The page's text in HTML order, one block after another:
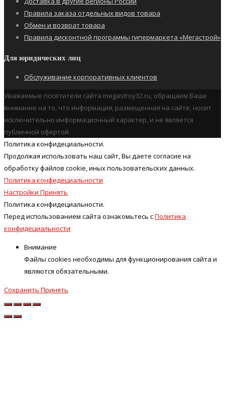
Правила заказа отдельных видов товара
Обмен и возврат товара
Правила дисконтной программы гипермаркета «Мегастрой»
Для юридических лиц
Обслуживание корпоративных клиентов
Уважаемые посетители сайта megastroy32.ru, обращаем Ваше
внимание на то, что информация, размещенная на сайте, носит
исключительно информационный характер, и не является
публичной офертой.
Политика конфидециальности.
Продолжая использовать наш cайт, Вы даете согласие на
обработку файлов cookie, иных пользовательских данных.
Политика конфидециальности
Настройки Принять
Политика конфидециальности.
Перед использованием сайта ознакомьтесь сПолитика
конфидециальности
Внимание
Файлы cookies необходимы для функционирования сайта и
являются обязательными.
Сохранить Принять